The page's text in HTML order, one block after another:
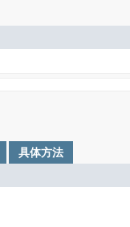
具体方法